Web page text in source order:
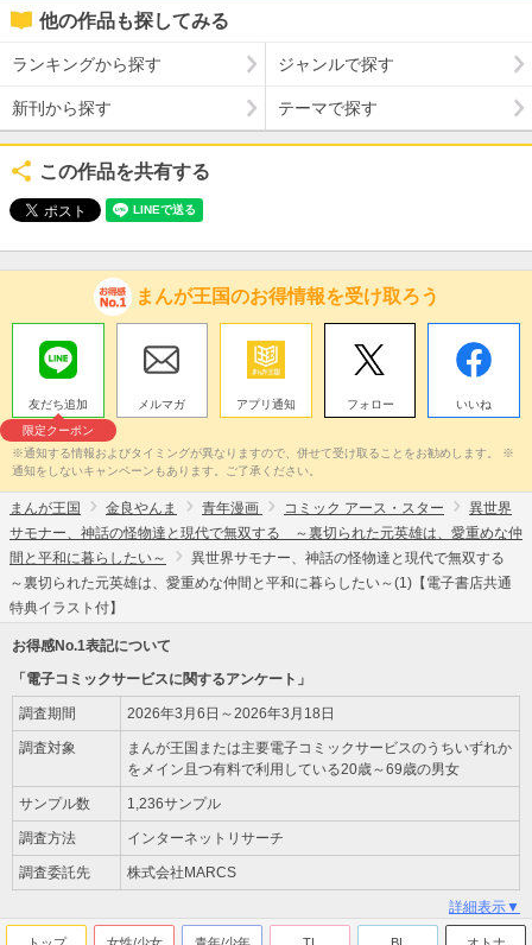
他の作品も探してみる
ランキングから探す ジャンルで探す
新刊から探す テーマで探す
この作品を共有する
まんが王国のお得情報を受け取ろう
友だち追加
限定クーポン
メルマガ アプリ通知 フォロー いいね
※通知する情報およびタイミングが異なりますので、併せて受け取ることをお勧めします。 ※
通知をしないキャンペーンもあります。ご了承ください。
まんが王国 金良やんま 青年漫画 コミック アース・スター
異世界
サモナー、神話の怪物達と現代で無双する ～裏切られた元英雄は、愛重めな仲
間と平和に暮らしたい～
異世界サモナー、神話の怪物達と現代で無双する
～裏切られた元英雄は、愛重めな仲間と平和に暮らしたい～(1)【電子書店共通
特典イラスト付】
お得感No.1表記について
「電子コミックサービスに関するアンケート」
調査期間 2026年3月6日～2026年3月18日
調査対象
まんが王国または主要電子コミックサービスのうちいずれか
をメイン且つ有料で利用している20歳～69歳の男女
サンプル数 1,236サンプル
調査方法 インターネットリサーチ
調査委託先 株式会社MARCS
詳細表示▼